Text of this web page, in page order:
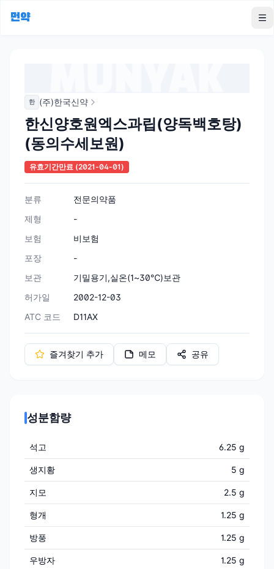
먼약
한 (주)한국신약
한신양호원엑스과립(양독백호탕)
(동의수세보원)
유효기간만료 (2021-04-01)
분류
전문의약품
제형
-
보험
비보험
포장
-
보관
기밀용기,실온(1~30℃)보관
허가일
2002-12-03
ATC 코드
D11AX
즐겨찾기 추가 메모 공유
성분함량
석고 6.25 g
생지황 5 g
지모 2.5 g
형개 1.25 g
방풍 1.25 g
우방자 1.25 g